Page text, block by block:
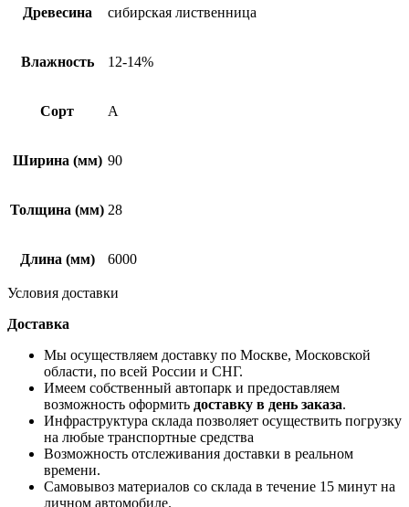
Древесина сибирская лиственница
Влажность 12-14%
Сорт А
Ширина (мм) 90
Толщина (мм) 28
Длина (мм) 6000
Условия доставки
Доставка
Мы осуществляем доставку по Москве, Московской
области, по всей России и СНГ.
Имеем собственный автопарк и предоставляем
возможность оформить доставку в день заказа.
Инфраструктура склада позволяет осуществить погрузку
на любые транспортные средства
Возможность отслеживания доставки в реальном
времени.
Самовывоз материалов со склада в течение 15 минут на
личном автомобиле.